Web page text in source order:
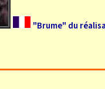
"Brume" du